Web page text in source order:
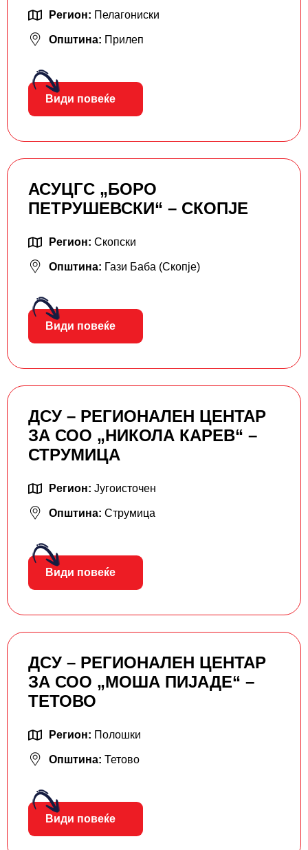
Регион: Пелагониски
Општина: Прилеп
Види повеќе
АСУЦГС „БОРО
ПЕТРУШЕВСКИ“ – СКОПЈЕ
Регион: Скопски
Општина: Гази Баба (Скопје)
Види повеќе
ДСУ – РЕГИОНАЛЕН ЦЕНТАР
ЗА СОО „НИКОЛА КАРЕВ“ –
СТРУМИЦА
Регион: Југоисточен
Општина: Струмица
Види повеќе
ДСУ – РЕГИОНАЛЕН ЦЕНТАР
ЗА СОО „МОША ПИЈАДЕ“ –
ТЕТОВО
Регион: Полошки
Општина: Тетово
Види повеќе